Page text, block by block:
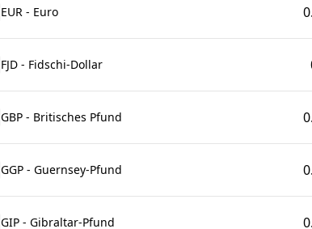
EUR - Euro
FJD - Fidschi-Dollar
GBP - Britisches Pfund
GGP - Guernsey-Pfund
GIP - Gibraltar-Pfund